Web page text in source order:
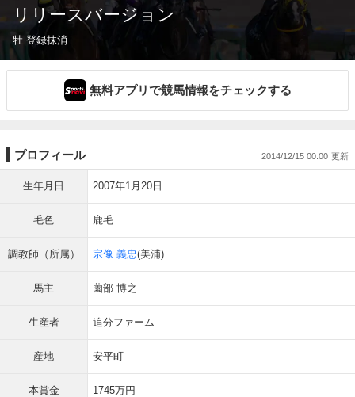
リリースバージョン
牡 登録抹消
無料アプリで競馬情報をチェックする
プロフィール 2014/12/15 00:00
生年月日 2007年1月20日
毛色 鹿毛
調教師（所属） 宗像 義忠(美浦)
馬主 薗部 博之
生産者 追分ファーム
産地 安平町
本賞金 1745万円